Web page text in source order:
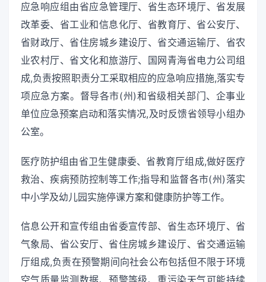
应急响应组由省应急管理厅、省生态环境厅、省发展
改革委、省工业和信息化厅、省教育厅、省公安厅、
省财政厅、省住房城乡建设厅、省交通运输厅、省农
业农村厅、省文化和旅游厅、国网青海省电力公司组
成,负责按照职责分工采取相应的应急响应措施,落实专
项应急方案。督导各市(州)和省级相关部门、企事业
单位应急预案启动和落实情况,及时反馈省领导小组办
公室。
医疗防护组由省卫生健康委、省教育厅组成,做好医疗
救治、疾病预防控制等工作;指导和监督各市(州)落实
中小学及幼儿园实施停课方案和健康防护等工作。
信息公开和宣传组由省委宣传部、省生态环境厅、省
气象局、省公安厅、省住房城乡建设厅、省交通运输
厅组成,负责在预警期间向社会公布包括但不限于环境
空气质量监测数据、预警等级、重污染天气可能持续